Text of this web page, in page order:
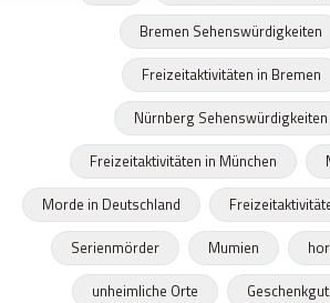
Bremen Sehenswürdigkeiten
Freizeitaktivitäten in Bremen
Nürnberg Sehenswürdigkeiten
Freizeitaktivitäten in München
Morde in Deutschland
Serienmörder
Mumien
unheimliche Orte